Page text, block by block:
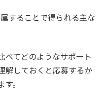
することで得られる主な
べてどのようなサポート
解しておくと応募するか
。